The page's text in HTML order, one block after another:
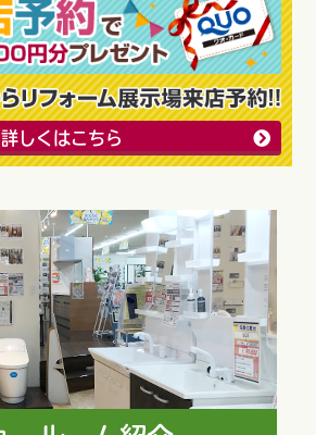
詳しくはこちら